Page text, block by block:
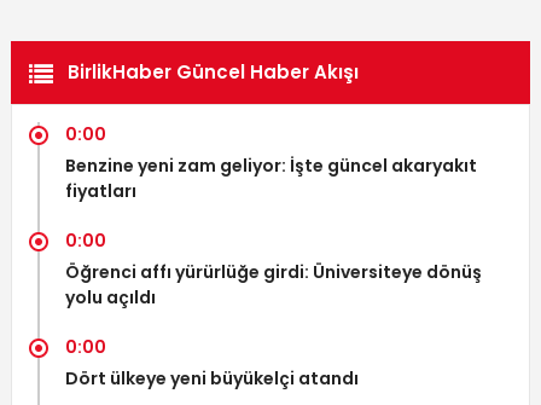
BirlikHaber Güncel Haber Akışı
0:00
Benzine yeni zam geliyor: İşte güncel akaryakıt
fiyatları
0:00
Öğrenci affı yürürlüğe girdi: Üniversiteye dönüş
yolu açıldı
0:00
Dört ülkeye yeni büyükelçi atandı